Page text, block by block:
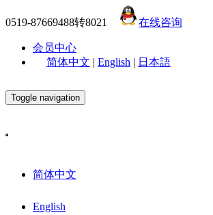
0519-87669488转8021 在线咨询
会员中心
简体中文 | English | 日本語
Toggle navigation
简体中文
English